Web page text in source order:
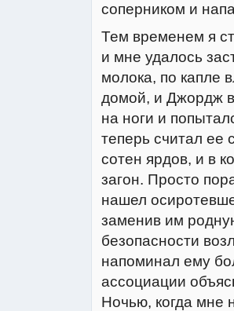
соперником и
Тем временем я
и мне удалось
молока, по капле
домой, и Джордж
на ноги и
теперь считал ее
сотен ярдов, и в
загон. Просто
нашел
заменив им
безопасности
напоминал ему
ассоциации
Ночью, когда мне